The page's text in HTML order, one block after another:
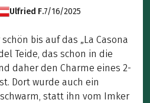
Ulfried F.7/16/2025
bis auf das „La Casona
Teide, das schon in die
daher den Charme eines 2-
Dort wurde auch ein
statt ihn vom Imker